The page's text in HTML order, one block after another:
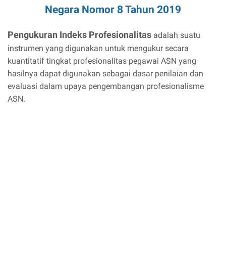
Negara Nomor 8 Tahun 2019
Pengukuran Indeks Profesionalitas adalah suatu
instrumen yang digunakan untuk mengukur secara
kuantitatif tingkat profesionalitas pegawai ASN yang
hasilnya dapat digunakan sebagai dasar penilaian dan
evaluasi dalam upaya pengembangan profesionalisme
ASN.